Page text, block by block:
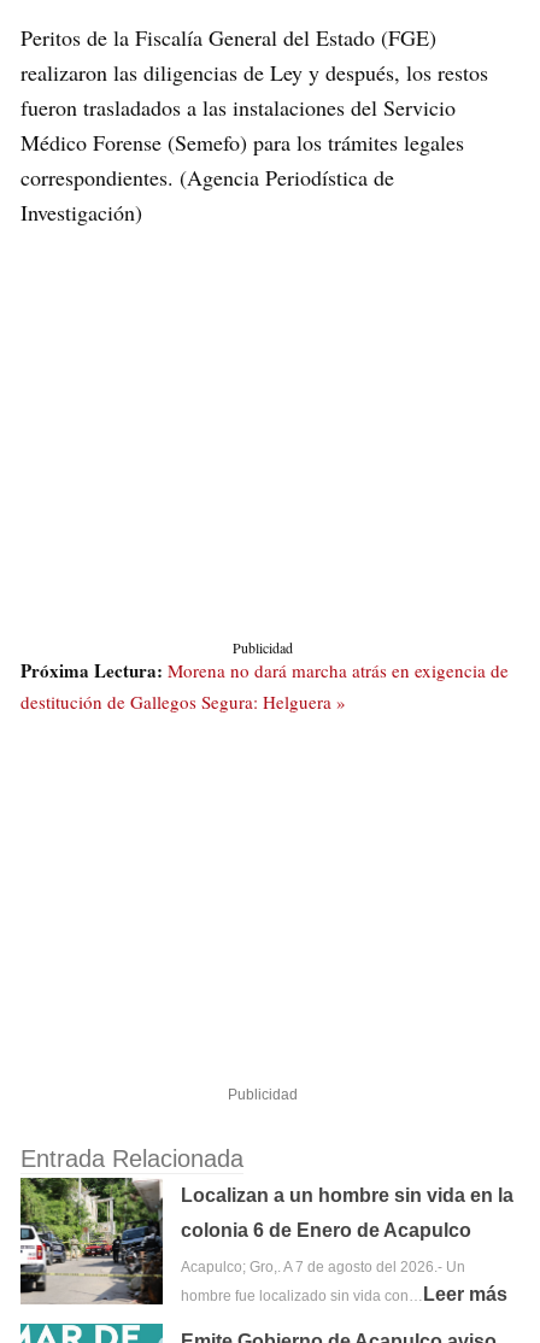
Peritos de la Fiscalía General del Estado (FGE)
realizaron las diligencias de Ley y después, los restos
fueron trasladados a las instalaciones del Servicio
Médico Forense (Semefo) para los trámites legales
correspondientes. (Agencia Periodística de
Investigación)
Publicidad
Próxima Lectura: Morena no dará marcha atrás en exigencia de
destitución de Gallegos Segura: Helguera »
Publicidad
Entrada Relacionada
Localizan a un hombre sin vida en la
colonia 6 de Enero de Acapulco
Acapulco; Gro,. A 7 de agosto del 2026.- Un
hombre fue localizado sin vida con…
Leer más